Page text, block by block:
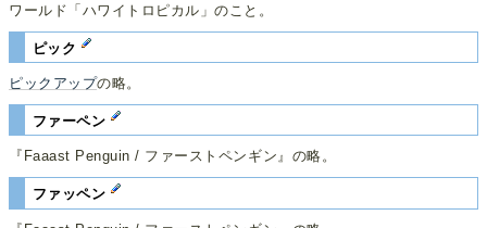
ワールド「ハワイトロピカル」のこと。
ピック
ピックアップの略。
ファーペン
『Faaast Penguin / ファーストペンギン』の略。
ファッペン